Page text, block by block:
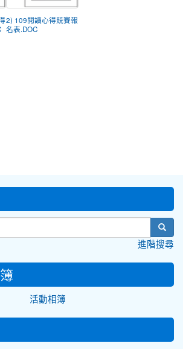
2) 109閱讀心得競賽報
名表.DOC
進階搜尋
活動相簿